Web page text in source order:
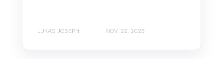
LUKAS JOSEPH NOV. 22, 2023